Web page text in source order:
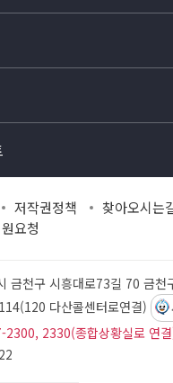
저작권정책
찾아오시는
요청
금천구 시흥대로73길 70금천
다산콜센터로연결)
2300, 2330(종합상황실로 연